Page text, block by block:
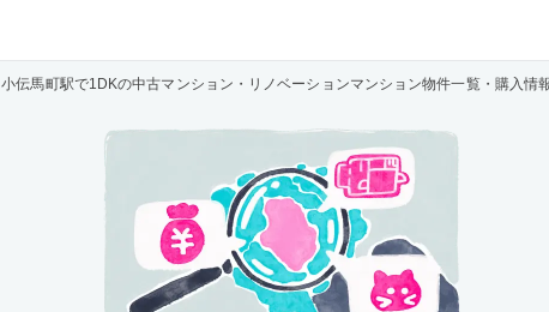
小伝馬町駅で1DKの中古マンション・リノベーションマンション物件一覧・購入情